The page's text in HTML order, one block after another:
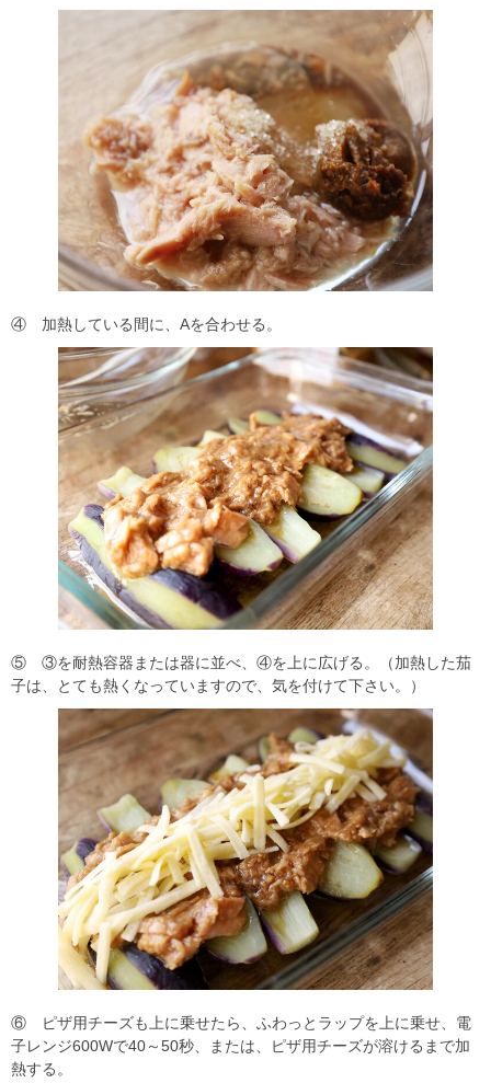
④ 加熱している間に、Aを合わせる。
⑤ ③を耐熱容器または器に並べ、④を上に広げる。（加熱した茄
子は、とても熱くなっていますので、気を付けて下さい。）
⑥ ピザ用チーズも上に乗せたら、ふわっとラップを上に乗せ、電
子レンジ600Wで40～50秒、または、ピザ用チーズが溶けるまで加
熱する。